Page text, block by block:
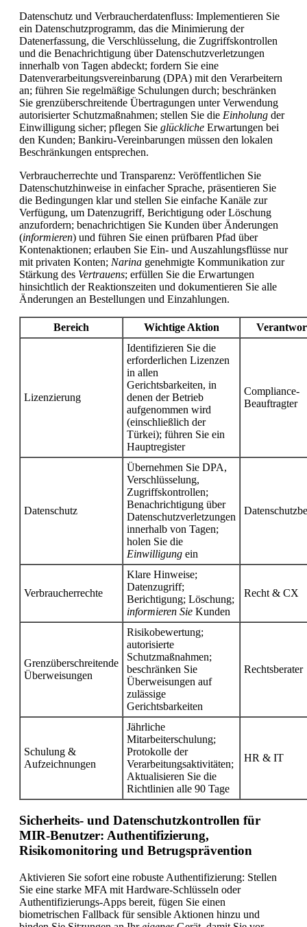
Datenschutz und Verbraucherdatenfluss: Implementieren Sie
ein Datenschutzprogramm, das die Minimierung der
Datenerfassung, die Verschlüsselung, die Zugriffskontrollen
und die Benachrichtigung über Datenschutzverletzungen
innerhalb von Tagen abdeckt; fordern Sie eine
Datenverarbeitungsvereinbarung (DPA) mit den Verarbeitern
an; führen Sie regelmäßige Schulungen durch; beschränken
Sie grenzüberschreitende Übertragungen unter Verwendung
autorisierter Schutzmaßnahmen; stellen Sie die Einholung der
Einwilligung sicher; pflegen Sie glückliche Erwartungen bei
den Kunden; Bankiru-Vereinbarungen müssen den lokalen
Beschränkungen entsprechen.
Verbraucherrechte und Transparenz: Veröffentlichen Sie
Datenschutzhinweise in einfacher Sprache, präsentieren Sie
die Bedingungen klar und stellen Sie einfache Kanäle zur
Verfügung, um Datenzugriff, Berichtigung oder Löschung
anzufordern; benachrichtigen Sie Kunden über Änderungen
(informieren) und führen Sie einen prüfbaren Pfad über
Kontenaktionen; erlauben Sie Ein- und Auszahlungsflüsse nur
mit privaten Konten; Narina genehmigte Kommunikation zur
Stärkung des Vertrauens; erfüllen Sie die Erwartungen
hinsichtlich der Reaktionszeiten und dokumentieren Sie alle
Änderungen an Bestellungen und Einzahlungen.
Bereich Wichtige Aktion
Lizenzierung
Identifizieren Sie die
erforderlichen Lizenzen
in allen
Gerichtsbarkeiten, in
denen der Betrieb
aufgenommen wird
(einschließlich der
Türkei); führen Sie ein
Hauptregister
Compliance-
Beauftragter
Datenschutz
Übernehmen Sie DPA,
Verschlüsselung,
Zugriffskontrollen;
Benachrichtigung über
Datenschutzverletzungen
innerhalb von Tagen;
holen Sie die
Einwilligung ein
Verbraucherrechte
Klare Hinweise;
Datenzugriff;
Berichtigung; Löschung;
informieren Sie Kunden
Recht & CX
Grenzüberschreitende
Überweisungen
Risikobewertung;
autorisierte
Schutzmaßnahmen;
beschränken Sie
Überweisungen auf
zulässige
Gerichtsbarkeiten
Rechtsberater
Schulung &
Aufzeichnungen
Jährliche
Mitarbeiterschulung;
Protokolle der
Verarbeitungsaktivitäten;
Aktualisieren Sie die
Richtlinien alle 90 Tage
HR & IT
Sicherheits- und Datenschutzkontrollen für
MIR-Benutzer: Authentifizierung,
Risikomonitoring und Betrugsprävention
Aktivieren Sie sofort eine robuste Authentifizierung: Stellen
Sie eine starke MFA mit Hardware-Schlüsseln oder
Authentifizierungs-Apps bereit, fügen Sie einen
biometrischen Fallback für sensible Aktionen hinzu und